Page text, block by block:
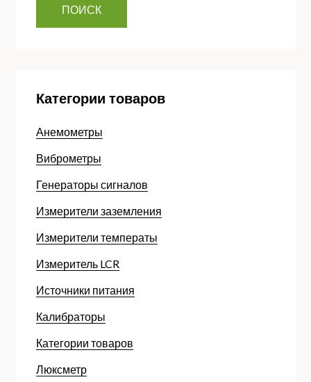
ПОИСК
Категории товаров
Анемометры
Виброметры
Генераторы сигналов
Измерители заземления
Измерители температы
Измеритель LCR
Источники питания
Калибраторы
Категории товаров
Люксметр